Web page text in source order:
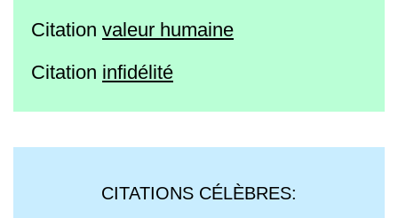
Citation valeur humaine
Citation infidélité
CITATIONS CÉLÈBRES: